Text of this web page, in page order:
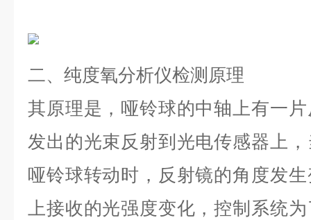
二、纯度氧分析仪检测原理
其原理是，哑铃球的中轴上有一
发出的光束反射到光电传感器上
哑铃球转动时，反射镜的角度发
上接收的光强度变化，控制系统